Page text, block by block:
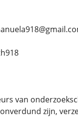
van
zijn,